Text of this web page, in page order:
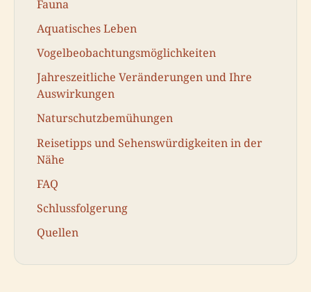
Fauna
Aquatisches Leben
Vogelbeobachtungsmöglichkeiten
Jahreszeitliche Veränderungen und Ihre
Auswirkungen
Naturschutzbemühungen
Reisetipps und Sehenswürdigkeiten in der
Nähe
FAQ
Schlussfolgerung
Quellen